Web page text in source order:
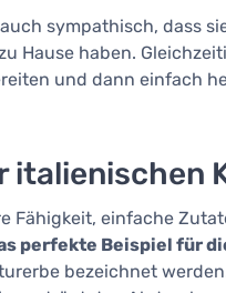
sympathisch, dass
Hause haben.
und dann einfach
italienischen
Fähigkeit, einfache
perfekte Beispiel für
bezeichnet